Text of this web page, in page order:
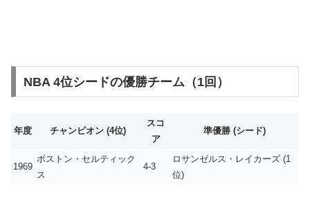
NBA 4位シードの優勝チーム（1回）
年度 チャンピオン (4位)
スコ
ア
準優勝 (シード)
1969
ボストン・セルティック
ス
4-3
ロサンゼルス・レイカーズ (1
位)